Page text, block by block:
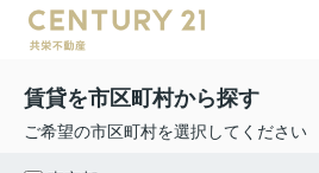
賃貸を市区町村から探す
ご希望の市区町村を選択してください